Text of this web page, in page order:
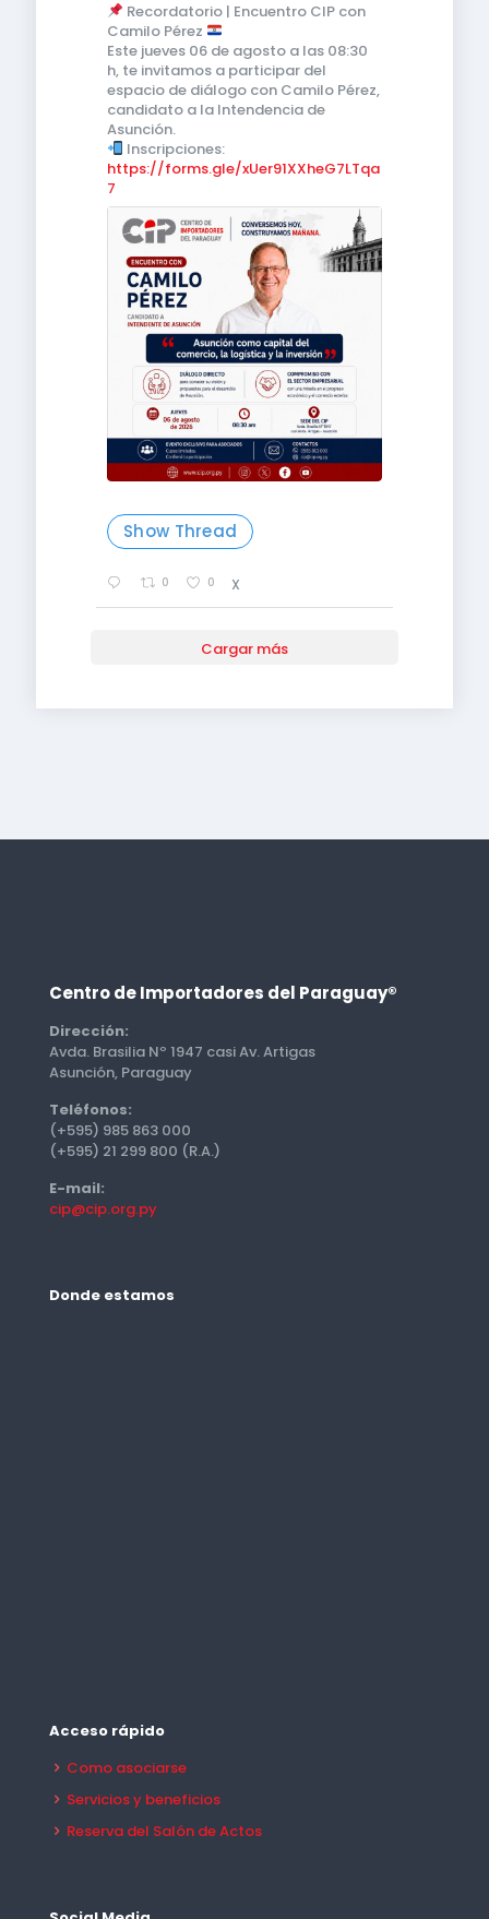
Recordatorio | Encuentro CIP con
Camilo Pérez
Este jueves 06 de agosto a las 08:30
h, te invitamos a participar del
espacio de diálogo con Camilo Pérez,
candidato a la Intendencia de
Asunción.
Inscripciones:
https://forms.gle/xUer91XXheG7LTqa
7
Show Thread
0 0 X
Cargar más
Centro de Importadores del Paraguay®
Dirección:
Avda. Brasilia Nº 1947 casi Av. Artigas
Asunción, Paraguay
Teléfonos:
(+595) 985 863 000
(+595) 21 299 800 (R.A.)
E-mail:
cip@cip.org.py
Donde estamos
Acceso rápido
Como asociarse
Servicios y beneficios
Reserva del Salón de Actos